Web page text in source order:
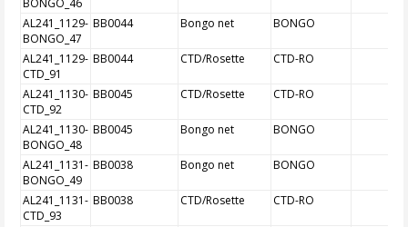
BONGO_46
AL241_1129-
BONGO_47
BB0044 Bongo net BONGO
AL241_1129-
CTD_91
BB0044 CTD/Rosette CTD-RO
AL241_1130-
CTD_92
BB0045 CTD/Rosette CTD-RO
AL241_1130-
BONGO_48
BB0045 Bongo net BONGO
AL241_1131-
BONGO_49
BB0038 Bongo net BONGO
AL241_1131-
CTD_93
BB0038 CTD/Rosette CTD-RO